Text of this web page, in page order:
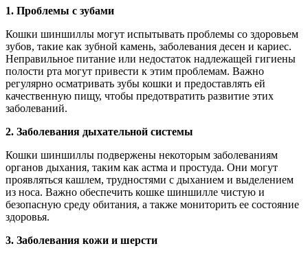
1. Проблемы с зубами
Кошки шиншиллы могут испытывать проблемы со здоровьем
зубов, такие как зубной камень, заболевания десен и кариес.
Неправильное питание или недостаток надлежащей гигиены
полости рта могут привести к этим проблемам. Важно
регулярно осматривать зубы кошки и предоставлять ей
качественную пищу, чтобы предотвратить развитие этих
заболеваний.
2. Заболевания дыхательной системы
Кошки шиншиллы подвержены некоторым заболеваниям
органов дыхания, таким как астма и простуда. Они могут
проявляться кашлем, трудностями с дыханием и выделением
из носа. Важно обеспечить кошке шиншилле чистую и
безопасную среду обитания, а также мониторить ее состояние
здоровья.
3. Заболевания кожи и шерсти